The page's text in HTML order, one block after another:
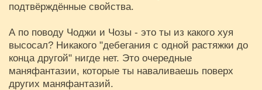
подтвёрждённые свойства.
А по поводу Чоджи и Чозы - это ты из какого хуя
высосал? Никакого "дебегания с одной растяжки до
конца другой" нигде нет. Это очередные
маняфантазии, которые ты наваливаешь поверх
других маняфантазий.